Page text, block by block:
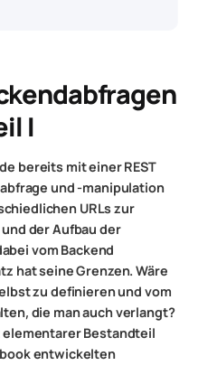
I
bereits mit einer REST
und -manipulation
URLs zur
der Aufbau der
vom Backend
hat seine Grenzen. Wäre
zu definieren und vom
die man auch verlangt?
elementarer Bestandteil
entwickelten